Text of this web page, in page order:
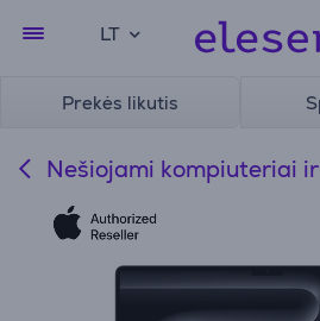
LT
Prekės likutis
Nešiojami kompiuteriai